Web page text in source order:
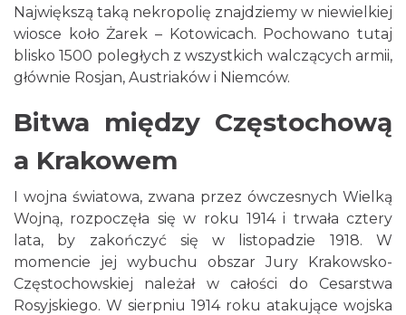
Największą taką nekropolię znajdziemy w niewielkiej
wiosce koło Żarek – Kotowicach. Pochowano tutaj
blisko 1500 poległych z wszystkich walczących armii,
głównie Rosjan, Austriaków i Niemców.
Bitwa między Częstochową
a Krakowem
I wojna światowa, zwana przez ówczesnych Wielką
Wojną, rozpoczęła się w roku 1914 i trwała cztery
lata, by zakończyć się w listopadzie 1918. W
momencie jej wybuchu obszar Jury Krakowsko-
Częstochowskiej należał w całości do Cesarstwa
Rosyjskiego. W sierpniu 1914 roku atakujące wojska